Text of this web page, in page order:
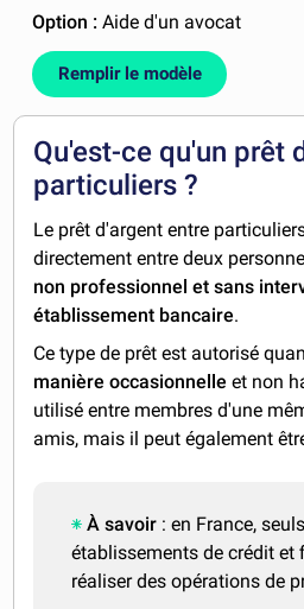
MON COMPTE
Option :Aide d'un avocat
Remplir le modèle
Qu'est-ce qu'un prêt
particuliers ?
Le prêt d'argent entre
directement entre deux
non professionnel et sans
établissement bancaire.
Ce type de prêt est autorisé
manière occasionnelle et non
utilisé entre membres d'une
amis, mais il peut également
À savoir : en France,
établissements de crédit et
réaliser des opérations de